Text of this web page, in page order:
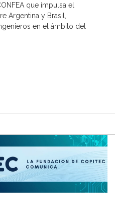
que impulsa el
Argentina y Brasil,
en el ámbito del